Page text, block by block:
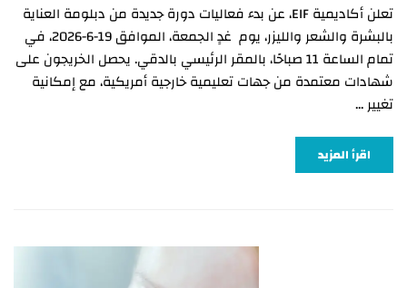
تعلن أكاديمية EIF، عن بدء فعاليات دورة جديدة من دبلومة العناية
بالبشرة والشعر والليزر، يوم غدٍ الجمعة، الموافق 19-6-2026، في
تمام الساعة 11 صباحًا، بالمقر الرئيسي بالدقي. يحصل الخريجون على
شهادات معتمدة من جهات تعليمية خارجية أمريكية، مع إمكانية
تغيير …
اقرأ المزيد